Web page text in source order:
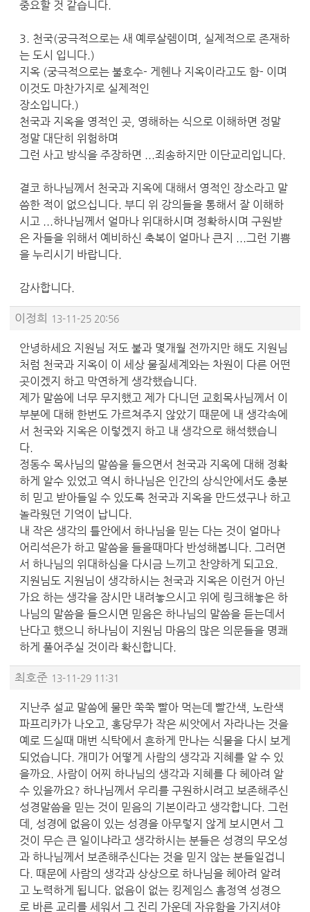
중요할 것 같습니다.
3. 천국(궁극적으로는 새 예루살렘이며, 실제적으로 존재하
는 도시 입니다.)
지옥 (궁극적으로는 불호수- 게헨나 지옥이라고도 함- 이며
이것도 마찬가지로 실제적인
장소입니다.)
천국과 지옥을 영적인 곳, 영해하는 식으로 이해하면 정말
정말 대단히 위험하며
그런 사고 방식을 주장하면 ...죄송하지만 이단교리입니다.
결코 하나님께서 천국과 지옥에 대해서 영적인 장소라고 말
씀한 적이 없으십니다. 부디 위 강의들을 통해서 잘 이해하
시고 ...하나님께서 얼마나 위대하시며 정확하시며 구원받
은 자들을 위해서 예비하신 축복이 얼마나 큰지 ...그런 기쁨
을 누리시기 바랍니다.
감사합니다.
이정희 13-11-25 20:56
안녕하세요 지원님 저도 불과 몇개월 전까지만 해도 지원님
처럼 천국과 지옥이 이 세상 물질세계와는 차원이 다른 어떤
곳이겠지 하고 막연하게 생각했습니다.
제가 말씀에 너무 무지했고 제가 다니던 교회목사님께서 이
부분에 대해 한번도 가르쳐주지 않았기 때문에 내 생각속에
서 천국와 지옥은 이렇겠지 하고 내 생각으로 해석했습니
다.
정동수 목사님의 말씀을 들으면서 천국과 지옥에 대해 정확
하게 알수 있었고 역시 하나님은 인간의 상식안에서도 충분
히 믿고 받아들일 수 있도록 천국과 지옥을 만드셨구나 하고
놀라웠던 기억이 납니다.
내 작은 생각의 틀안에서 하나님을 믿는 다는 것이 얼마나
어리석은가 하고 말씀을 들을때마다 반성해봅니다. 그러면
서 하나님의 위대하심을 다시금 느끼고 찬양하게 되고요.
지원님도 지원님이 생각하시는 천국과 지옥은 이런거 아닌
가요 하는 생각을 잠시만 내려놓으시고 위에 링크해놓은 하
나님의 말씀을 들으시면 믿음은 하나님의 말씀을 듣는데서
난다고 했으니 하나님이 지원님 마음의 많은 의문들을 명쾌
하게 풀어주실 것이라 확신합니다.
최호준 13-11-29 11:31
지난주 설교 말씀에 물만 쭉쭉 빨아 먹는데 빨간색, 노란색
파프리카가 나오고, 홍당무가 작은 씨앗에서 자라나는 것을
예로 드실때 매번 식탁에서 흔하게 만나는 식물을 다시 보게
되었습니다. 개미가 어떻게 사람의 생각과 지혜를 알 수 있
을까요. 사람이 어찌 하나님의 생각과 지혜를 다 헤아려 알
수 있을까요? 하나님께서 우리를 구원하시려고 보존해주신
성경말씀을 믿는 것이 믿음의 기본이라고 생각합니다. 그런
데, 성경에 없음이 있는 성경을 아무렇지 않게 보시면서 그
것이 무슨 큰 일이냐라고 생각하시는 분들은 성경의 무오성
과 하나님께서 보존해주신다는 것을 믿지 않는 분들일겁니
다. 때문에 사람의 생각과 상상으로 하나님을 헤아려 알려
고 노력하게 됩니다. 없음이 없는 킹제임스 흠정역 성경으
로 바른 교리를 세워서 그 진리 가운데 자유함을 가지셔야